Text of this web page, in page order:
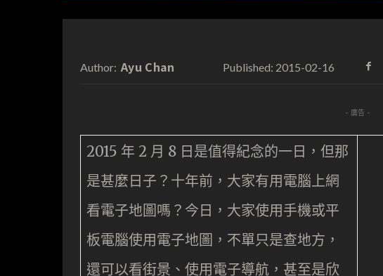
Author: Ayu Chan Published: 2015-02-16
- 廣告 -
2015 年 2 月 8 日是值得紀念的一日，但那
是甚麼日子？十年前，大家有用電腦上網
看電子地圖嗎？今日，大家使用手機或平
板電腦使用電子地圖，不單只是查地方，
還可以看街景、使用電子導航，甚至是欣